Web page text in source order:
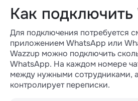
Как
Для подключения потребуется
приложением WhatsApp или
Wazzup можно подключить
WhatsApp. На каждом номере
между нужными сотрудниками,
контролирует переписки.